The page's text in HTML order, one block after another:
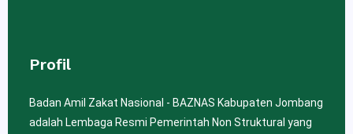
Profil
Badan Amil Zakat Nasional - BAZNAS Kabupaten Jombang
adalah Lembaga Resmi Pemerintah Non Struktural yang